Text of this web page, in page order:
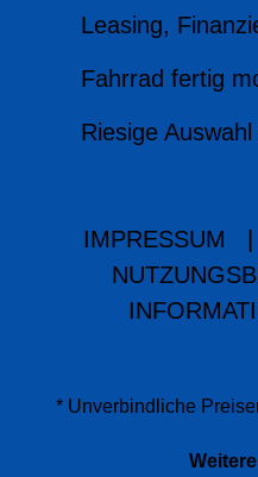
Leasing,
Fahrrad fertig
Riesige
IMPRESSUM
* Unverbindliche